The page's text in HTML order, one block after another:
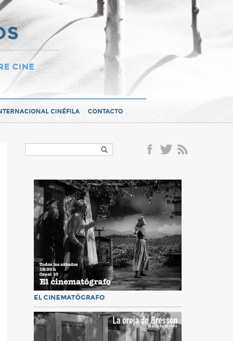
CINE
CINÉFILA CONTACTO
EL CINEMATÓGRAFO